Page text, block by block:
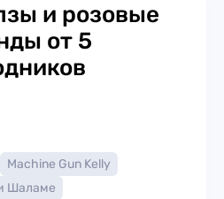
и розовые
от 5
Machine Gun Kelly
Шаламе